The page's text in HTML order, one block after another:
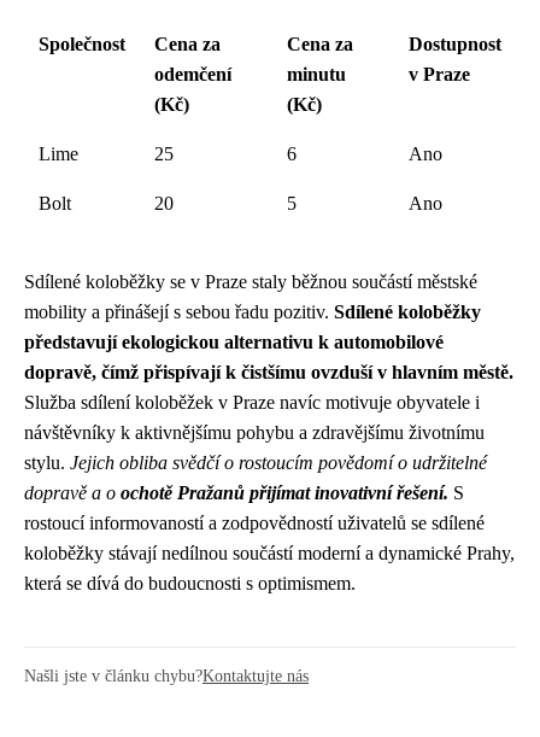
Společnost
Cena za
odemčení
(Kč)
Cena za
minutu
(Kč)
Dostupnost
v Praze
Lime 25 6 Ano
Bolt 20 5 Ano
Sdílené koloběžky se v Praze staly běžnou součástí městské
mobility a přinášejí s sebou řadu pozitiv. Sdílené koloběžky
představují ekologickou alternativu k automobilové
dopravě, čímž přispívají k čistšímu ovzduší v hlavním městě.
Služba sdílení koloběžek v Praze navíc motivuje obyvatele i
návštěvníky k aktivnějšímu pohybu a zdravějšímu životnímu
stylu. Jejich obliba svědčí o rostoucím povědomí o udržitelné
dopravě a o ochotě Pražanů přijímat inovativní řešení. S
rostoucí informovaností a zodpovědností uživatelů se sdílené
koloběžky stávají nedílnou součástí moderní a dynamické Prahy,
která se dívá do budoucnosti s optimismem.
Našli jste v článku chybu?Kontaktujte nás